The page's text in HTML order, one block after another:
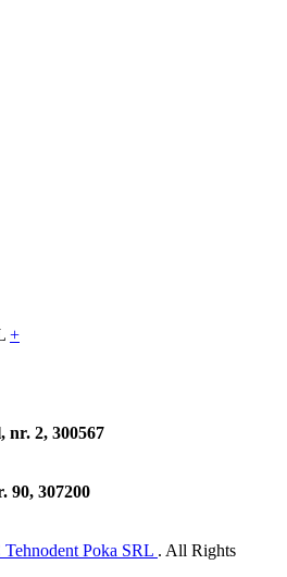
+
2, 300567
90, 307200
Tehnodent Poka SRL . All Rights